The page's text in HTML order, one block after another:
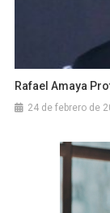
Rafael Amaya
24 de febrero de